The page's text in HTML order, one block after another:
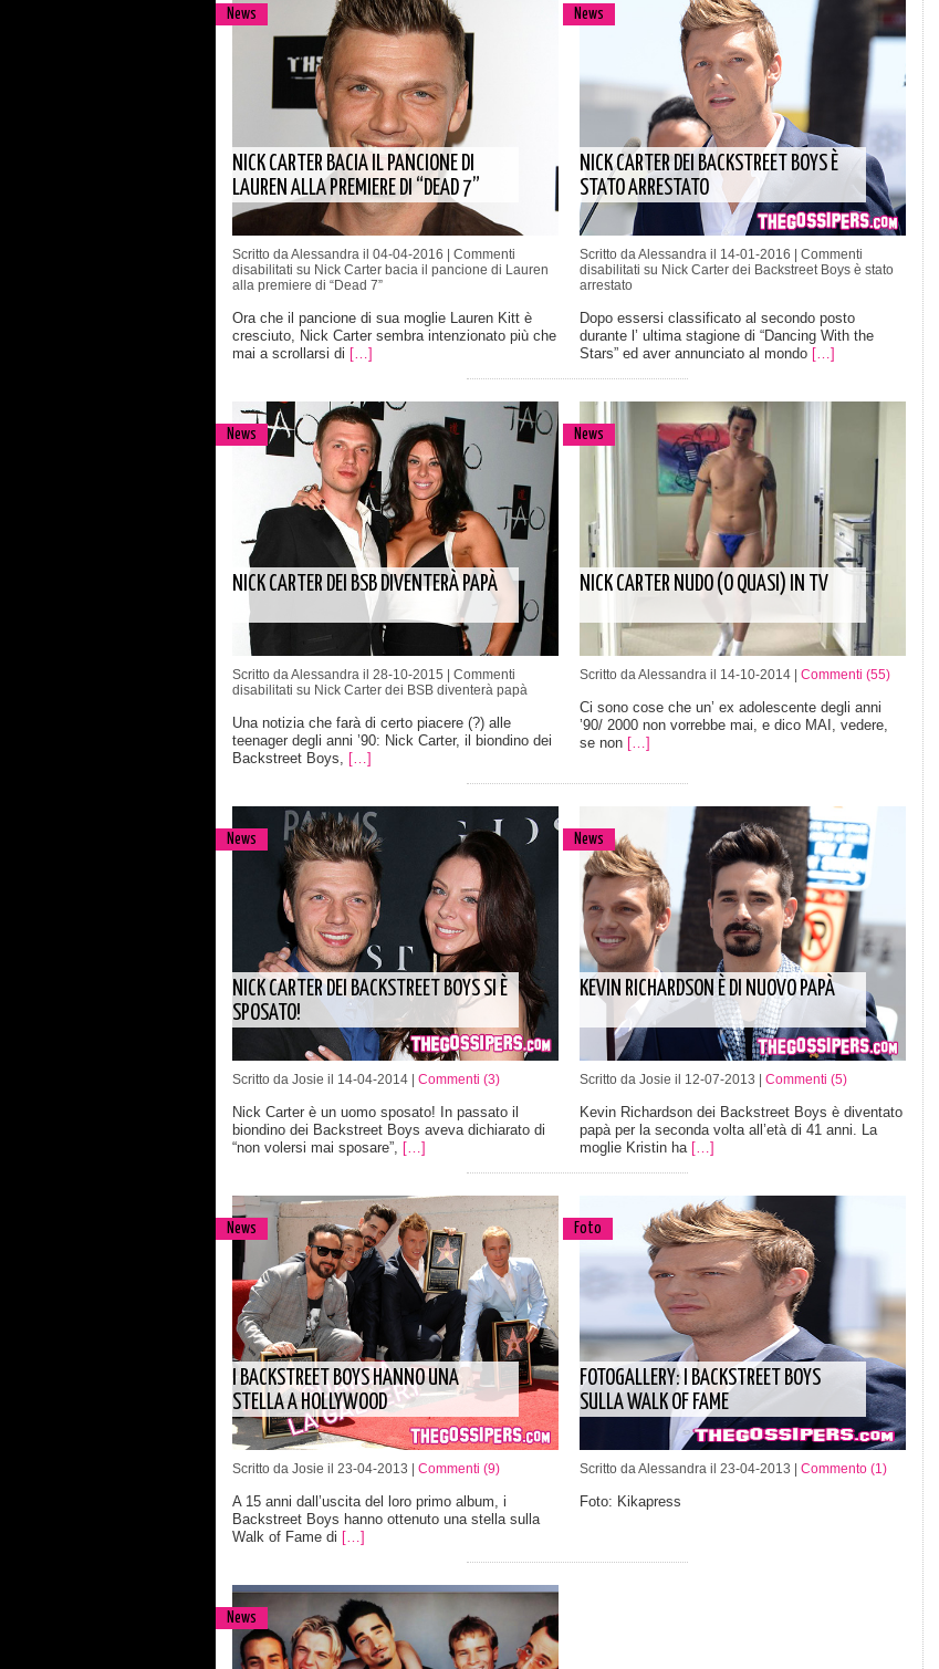
News
NICK CARTER BACIA IL PANCIONE DI
LAUREN ALLA PREMIERE DI “DEAD 7”
Scritto da Alessandra il 04-04-2016 | Commenti
disabilitati su Nick Carter bacia il pancione di Lauren
alla premiere di “Dead 7”
Ora che il pancione di sua moglie Lauren Kitt è
cresciuto, Nick Carter sembra intenzionato più che
mai a scrollarsi di […]
News
NICK CARTER DEI BACKSTREET BOYS È
STATO ARRESTATO
Scritto da Alessandra il 14-01-2016 | Commenti
disabilitati su Nick Carter dei Backstreet Boys è stato
arrestato
Dopo essersi classificato al secondo posto
durante l’ ultima stagione di “Dancing With the
Stars” ed aver annunciato al mondo […]
News
NICK CARTER DEI BSB DIVENTERÀ PAPÀ
Scritto da Alessandra il 28-10-2015 | Commenti
disabilitati su Nick Carter dei BSB diventerà papà
Una notizia che farà di certo piacere (?) alle
teenager degli anni ’90: Nick Carter, il biondino dei
Backstreet Boys, […]
News
NICK CARTER NUDO (O QUASI) IN TV
Scritto da Alessandra il 14-10-2014 | Commenti (55)
Ci sono cose che un’ ex adolescente degli anni
’90/ 2000 non vorrebbe mai, e dico MAI, vedere,
se non […]
News
NICK CARTER DEI BACKSTREET BOYS SI È
SPOSATO!
Scritto da Josie il 14-04-2014 | Commenti (3)
Nick Carter è un uomo sposato! In passato il
biondino dei Backstreet Boys aveva dichiarato di
“non volersi mai sposare”, […]
News
KEVIN RICHARDSON È DI NUOVO PAPÀ
Scritto da Josie il 12-07-2013 | Commenti (5)
Kevin Richardson dei Backstreet Boys è diventato
papà per la seconda volta all’età di 41 anni. La
moglie Kristin ha […]
News
I BACKSTREET BOYS HANNO UNA
STELLA A HOLLYWOOD
Scritto da Josie il 23-04-2013 | Commenti (9)
A 15 anni dall’uscita del loro primo album, i
Backstreet Boys hanno ottenuto una stella sulla
Walk of Fame di […]
Foto
FOTOGALLERY: I BACKSTREET BOYS
SULLA WALK OF FAME
Scritto da Alessandra il 23-04-2013 | Commento (1)
Foto: Kikapress
News